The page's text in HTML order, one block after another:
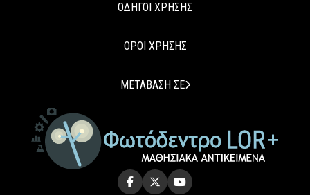
ΟΔΗΓΟΙ ΧΡΗΣΗΣ
ΟΡΟΙ ΧΡΗΣΗΣ
ΜΕΤΑΒΑΣΗ ΣΕ